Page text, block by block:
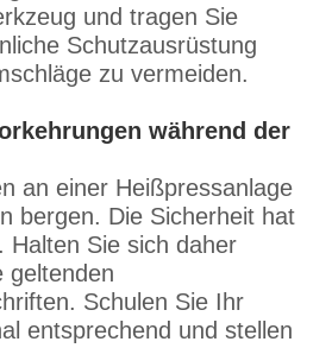
und tragen Sie
Schutzausrüstung
zu vermeiden.
während der
an einer Heißpressanlage
bergen. Die Sicherheit hat
Halten Sie sich daher
geltenden
Schulen Sie Ihr
entsprechend und stellen